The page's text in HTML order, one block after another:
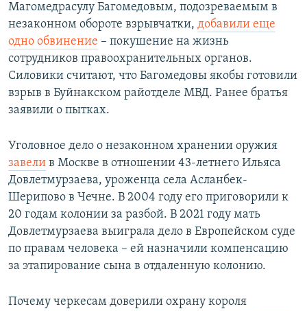
Магомедрасулу Багомедовым, подозреваемым в
незаконном обороте взрывчатки, добавили еще
одно обвинение – покушение на жизнь
сотрудников правоохранительных органов.
Силовики считают, что Багомедовы якобы готовили
взрыв в Буйнакском райотделе МВД. Ранее братья
заявили о пытках.
Уголовное дело о незаконном хранении оружия
завели в Москве в отношении 43-летнего Ильяса
Довлетмурзаева, уроженца села Асланбек-
Шерипово в Чечне. В 2004 году его приговорили к
20 годам колонии за разбой. В 2021 году мать
Довлетмурзаева выиграла дело в Европейском суде
по правам человека – ей назначили компенсацию
за этапирование сына в отдаленную колонию.
Почему черкесам доверили охрану короля